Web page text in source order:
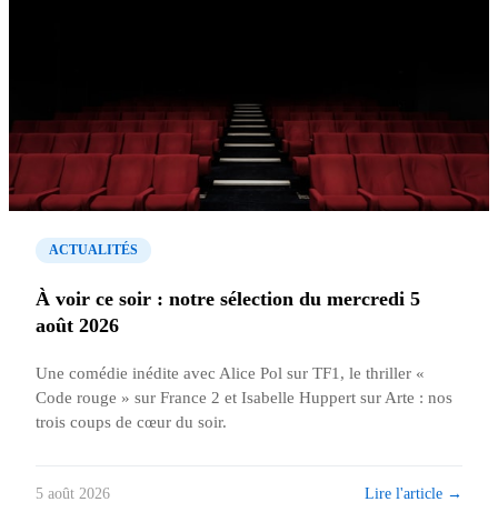
ACTUALITÉS
À voir ce soir : notre sélection du mercredi 5
août 2026
Une comédie inédite avec Alice Pol sur TF1, le thriller «
Code rouge » sur France 2 et Isabelle Huppert sur Arte : nos
trois coups de cœur du soir.
5 août 2026 Lire l'article →